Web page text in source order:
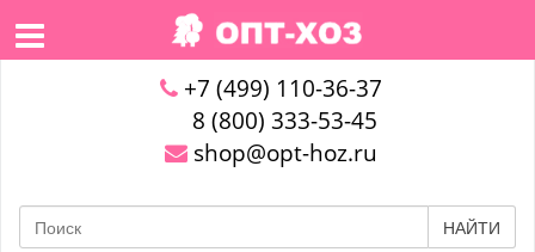
+7 (499) 110-36-37
8 (800) 333-53-45
shop@opt-hoz.ru
НАЙТИ